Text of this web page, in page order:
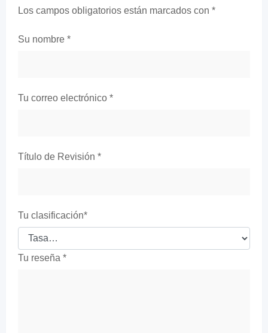
Los campos obligatorios están marcados con *
Su nombre *
Tu correo electrónico *
Título de Revisión *
Tu clasificación*
Tu reseña *